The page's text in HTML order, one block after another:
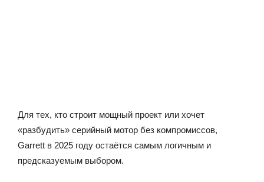
Для тех, кто строит мощный проект или хочет
«разбудить» серийный мотор без компромиссов,
Garrett в 2025 году остаётся самым логичным и
предсказуемым выбором.